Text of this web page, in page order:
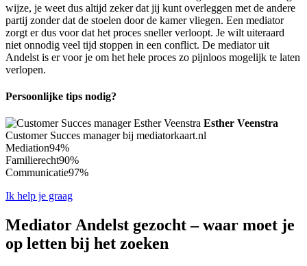
wijze, je weet dus altijd zeker dat jij kunt overleggen met de andere
partij zonder dat de stoelen door de kamer vliegen. Een mediator
zorgt er dus voor dat het proces sneller verloopt. Je wilt uiteraard
niet onnodig veel tijd stoppen in een conflict. De mediator uit
Andelst is er voor je om het hele proces zo pijnloos mogelijk te laten
verlopen.
Persoonlijke tips nodig?
Esther Veenstra
Customer Succes manager bij mediatorkaart.nl
Mediation94%
Familierecht90%
Communicatie97%
Ik help je graag
Mediator Andelst gezocht – waar moet je
op letten bij het zoeken